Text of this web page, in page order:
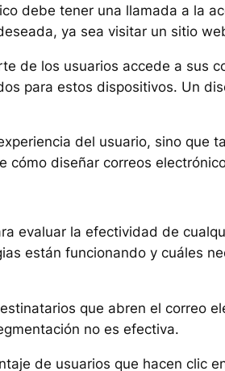
debe tener una llamada a la
ya sea visitar un sitio
de los usuarios accede a sus
para estos dispositivos. Un
del usuario, sino que
diseñar correos
evaluar la efectividad de
están funcionando y cuáles
que abren el correo
no es efectiva.
de usuarios que hacen clic